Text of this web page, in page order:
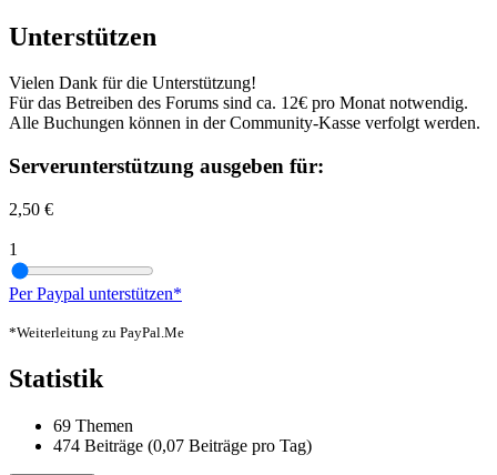
Unterstützen
Vielen Dank für die Unterstützung!
Für das Betreiben des Forums sind ca. 12€ pro Monat notwendig.
Alle Buchungen können in der Community-Kasse verfolgt werden.
Serverunterstützung ausgeben für:
2,50 €
1
Per Paypal unterstützen*
*Weiterleitung zu PayPal.Me
Statistik
69 Themen
474 Beiträge (0,07 Beiträge pro Tag)